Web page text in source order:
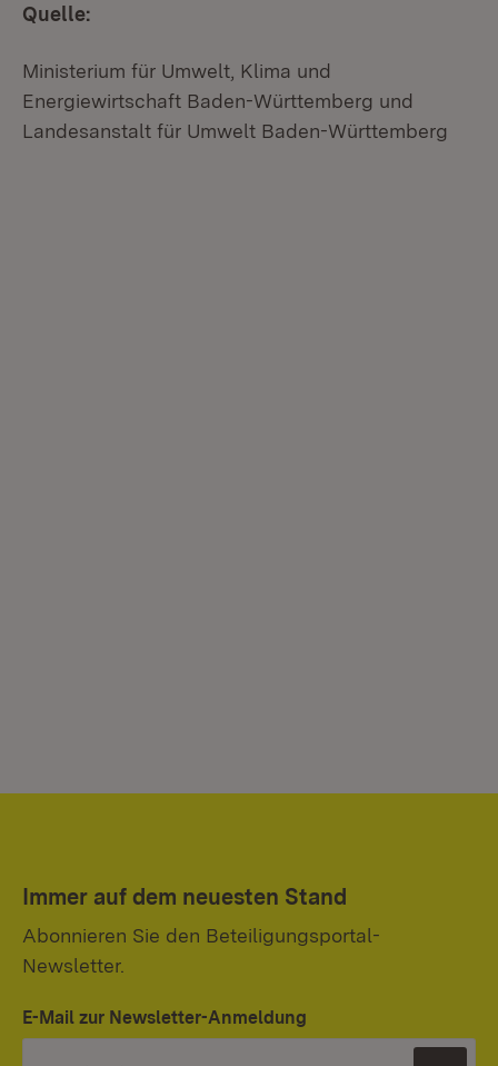
Quelle:
Ministerium für Umwelt, Klima und
Energiewirtschaft Baden-Württemberg und
Landesanstalt für Umwelt Baden-Württemberg
Immer auf dem neuesten Stand
Abonnieren Sie den Beteiligungsportal-
Newsletter.
E-Mail zur Newsletter-Anmeldung